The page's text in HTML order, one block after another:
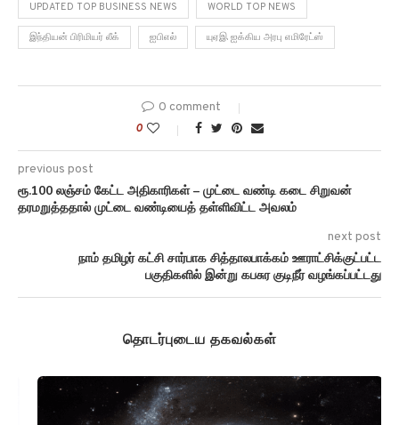
UPDATED TOP BUSINESS NEWS WORLD TOP NEWS
இந்தியன் பிரிமியர் லீக் ஐபிஎல் யுஏஇ. ஐக்கிய அரபு எமிரேட்ஸ்
0 comment
0
previous post
ரூ.100 லஞ்சம் கேட்ட அதிகாரிகள் – முட்டை வண்டி கடை சிறுவன்
தரமறுத்ததால் முட்டை வண்டியைத் தள்ளிவிட்ட அவலம்
next post
நாம் தமிழர் கட்சி சார்பாக சித்தாலபாக்கம் ஊராட்சிக்குட்பட்ட
பகுதிகளில் இன்று கபசுர குடிநீர் வழங்கப்பட்டது
தொடர்புடைய தகவல்கள்